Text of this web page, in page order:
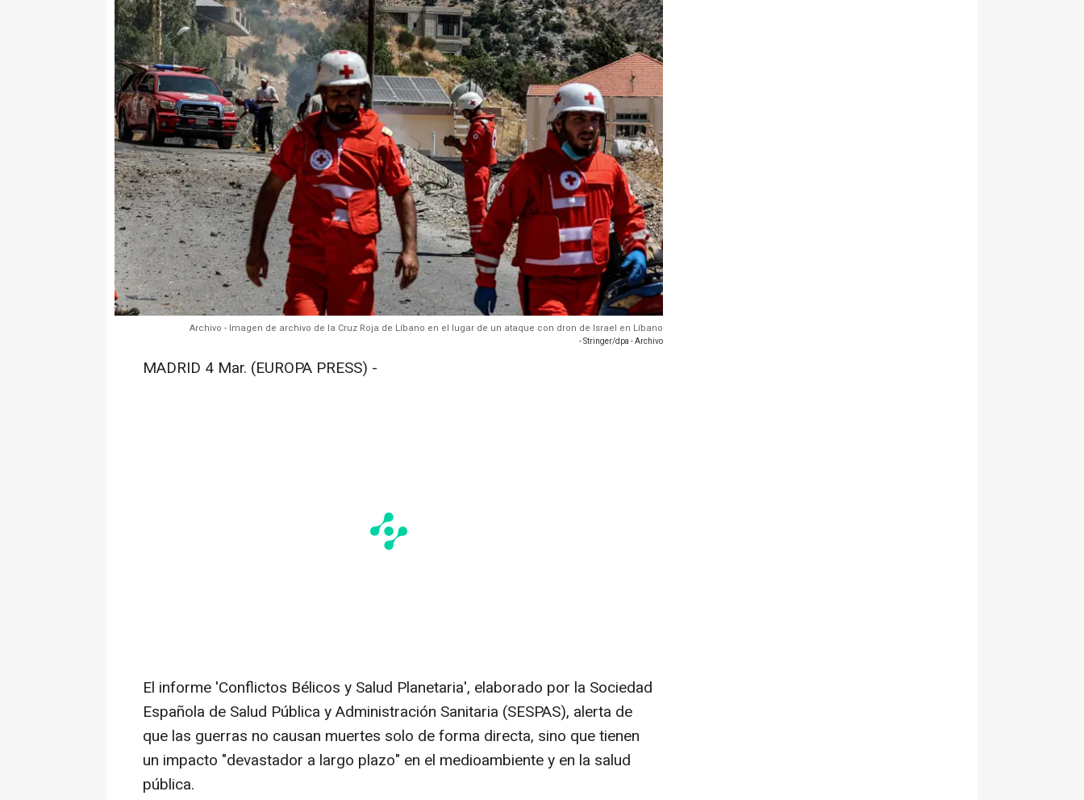
Archivo - Imagen de archivo de la Cruz Roja de Líbano en el lugar de un ataque con dron de Israel en Líbano
- Stringer/dpa - Archivo
MADRID 4 Mar. (EUROPA PRESS) -
El informe 'Conflictos Bélicos y Salud Planetaria', elaborado por la Sociedad
Española de Salud Pública y Administración Sanitaria (SESPAS), alerta de
que las guerras no causan muertes solo de forma directa, sino que tienen
un impacto "devastador a largo plazo" en el medioambiente y en la salud
pública.